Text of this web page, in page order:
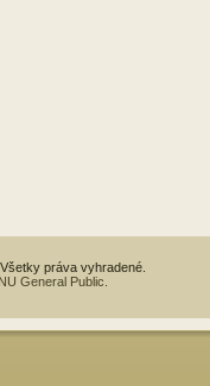
práva vyhradené.
General Public.